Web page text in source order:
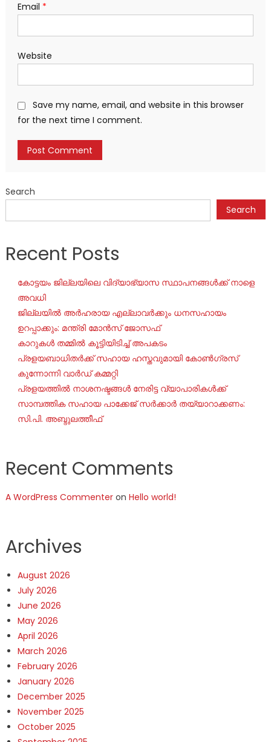
Email *
Website
Save my name, email, and website in this browser
for the next time I comment.
Search
Search
Recent Posts
കോട്ടയം ജില്ലയിലെ വിദ്യാഭ്യാസ സ്ഥാപനങ്ങൾക്ക് നാളെ
അവധി
ജില്ലയില്‍ അര്‍ഹരായ എല്ലാവര്‍ക്കും ധനസഹായം
ഉറപ്പാക്കും: മന്ത്രി മോന്‍സ് ജോസഫ്
കാറുകൾ തമ്മിൽ കൂട്ടിയിടിച്ച് അപകടം
പ്രളയബാധിതർക്ക് സഹായ ഹസ്തവുമായി കോൺഗ്രസ്
കുന്നോന്നി വാർഡ് കമ്മറ്റി
പ്രളയത്തിൽ നാശനഷ്ടങ്ങൾ നേരിട്ട വ്യാപാരികൾക്ക്
സാമ്പത്തിക സഹായ പാക്കേജ് സർക്കാർ തയ്യാറാക്കണം:
സി.പി. അബ്ദുലത്തീഫ്
Recent Comments
A WordPress Commenteron Hello world!
Archives
August 2026
July 2026
June 2026
May 2026
April 2026
March 2026
February 2026
January 2026
December 2025
November 2025
October 2025